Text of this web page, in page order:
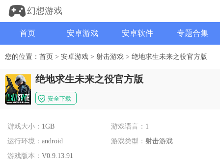
幻想游戏
首页 安卓游戏 安卓软件 专题合集
您的位置： 首页 > 安卓游戏 > 射击游戏 > 绝地求生未来之役官方版
绝地求生未来之役官方版
安全下载
游戏大小： 1GB 游戏语言： 1
运行环境： android 游戏类型：射击游戏
游戏版本： V0.9.13.91